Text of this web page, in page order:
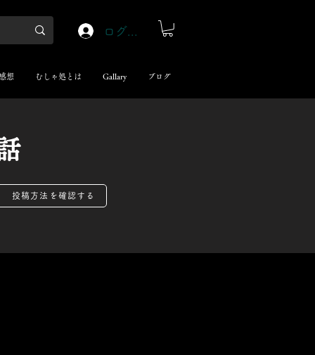
ログイン
想 むしゃ処とは Gallary ブログ
稿方法を確認する